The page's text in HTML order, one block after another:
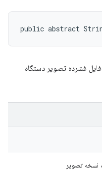
public abstract
فشرده تصویر دستگاه
نسخه تصویر